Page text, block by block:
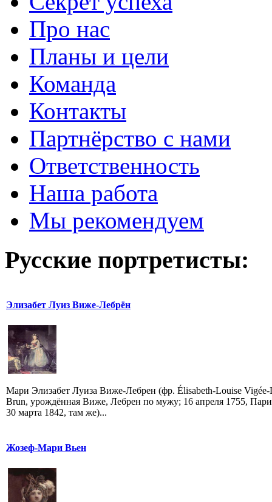
Про нас
Планы и цели
Команда
Контакты
Партнёрство с нами
Ответственность
Наша работа
Мы рекомендуем
Русские портретисты:
Элизабет Луиз Виже-Лебрён
Мари Элизабет Луиза Виже-Лебрен (фр. Élisabeth-Louise Vigée-
Brun, урождённая Виже, Лебрен по мужу; 16 апреля 1755,
30 марта 1842, там же)...
Жозеф-Мари Вьен